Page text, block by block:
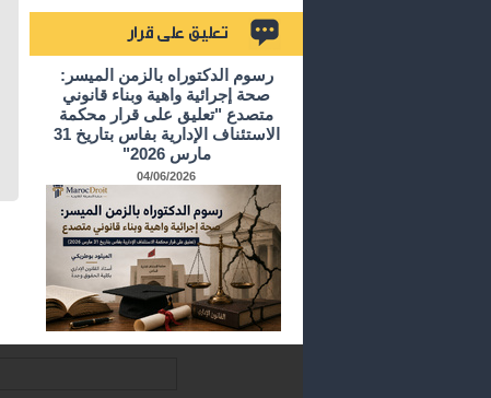
رسوم الدكتوراه بالزمن الميسر:
صحة إجرائية واهية وبناء قانوني
متصدع "تعليق على قرار محكمة
الاستئناف الإدارية بفاس بتاريخ 31
مارس 2026"
04/06/2026